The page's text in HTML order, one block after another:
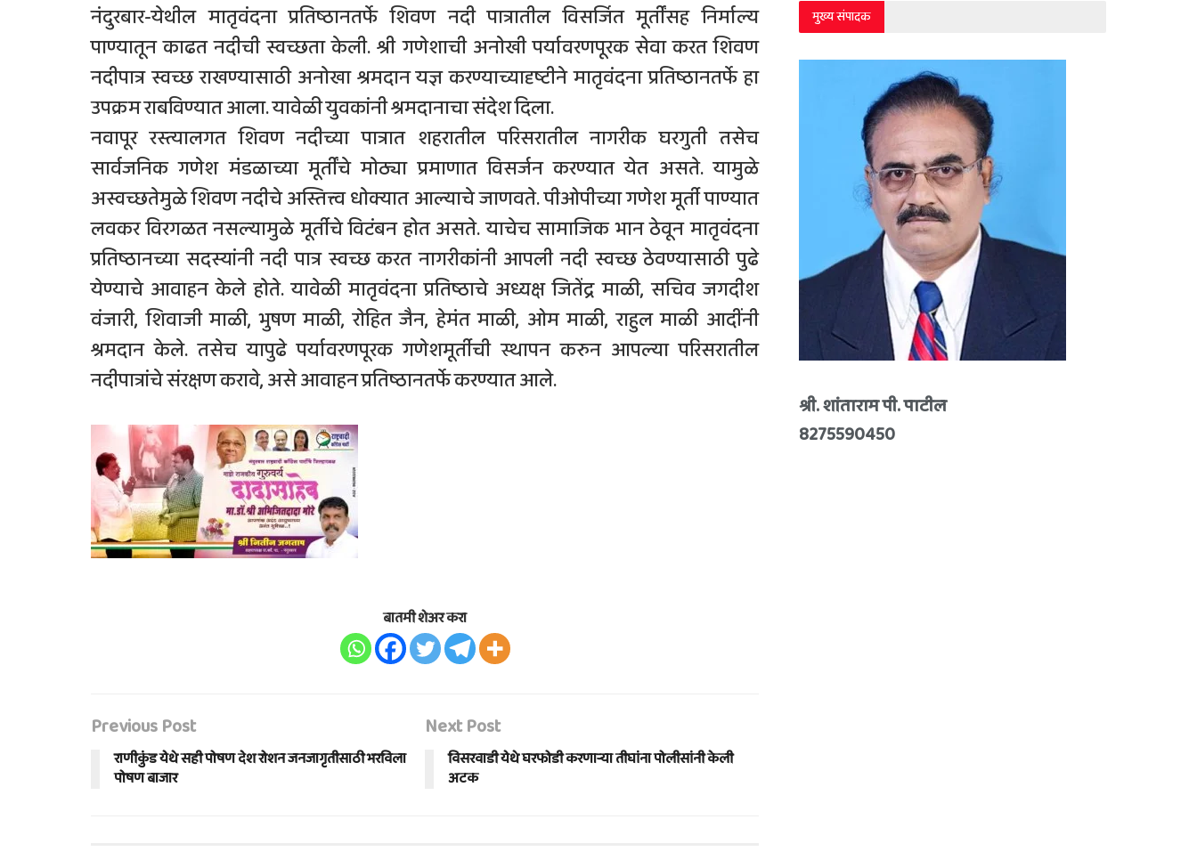
नंदुरबार-येथील मातृवंदना प्रतिष्ठानतर्फे शिवण नदी पात्रातील विसर्जित मूर्तींसह निर्माल्य
पाण्यातून काढत नदीची स्वच्छता केली. श्री गणेशाची अनोखी पर्यावरणपूरक सेवा करत शिवण
नदीपात्र स्वच्छ राखण्यासाठी अनोखा श्रमदान यज्ञ करण्याच्यादृष्टीने मातृवंदना प्रतिष्ठानतर्फे हा
उपक्रम राबविण्यात आला. यावेळी युवकांनी श्रमदानाचा संदेश दिला.
नवापूर रस्त्यालगत शिवण नदीच्या पात्रात शहरातील परिसरातील नागरीक घरगुती तसेच
सार्वजनिक गणेश मंडळाच्या मूर्तींचे मोठ्या प्रमाणात विसर्जन करण्यात येत असते. यामुळे
अस्वच्छतेमुळे शिवण नदीचे अस्तित्त्व धोक्यात आल्याचे जाणवते. पीओपीच्या गणेश मूर्ती पाण्यात
लवकर विरगळत नसल्यामुळे मूर्तीचे विटंबन होत असते. याचेच सामाजिक भान ठेवून मातृवंदना
प्रतिष्ठानच्या सदस्यांनी नदी पात्र स्वच्छ करत नागरीकांनी आपली नदी स्वच्छ ठेवण्यासाठी पुढे
येण्याचे आवाहन केले होते. यावेळी मातृवंदना प्रतिष्ठाचे अध्यक्ष जितेंद्र माळी, सचिव जगदीश
वंजारी, शिवाजी माळी, भुषण माळी, रोहित जैन, हेमंत माळी, ओम माळी, राहुल माळी आदींनी
श्रमदान केले. तसेच यापुढे पर्यावरणपूरक गणेशमूर्तीची स्थापन करुन आपल्या परिसरातील
नदीपात्रांचे संरक्षण करावे, असे आवाहन प्रतिष्ठानतर्फे करण्यात आले.
बातमी शेअर करा
Previous Post
राणीकुंड येथे सही पोषण देश रोशन जनजागृतीसाठी भरविला
पोषण बाजार
Next Post
विसरवाडी येथे घरफोडी करणार्‍या तीघांना पोलीसांनी केली
अटक
मुख्य संपादक
श्री. शांताराम पी. पाटील
8275590450